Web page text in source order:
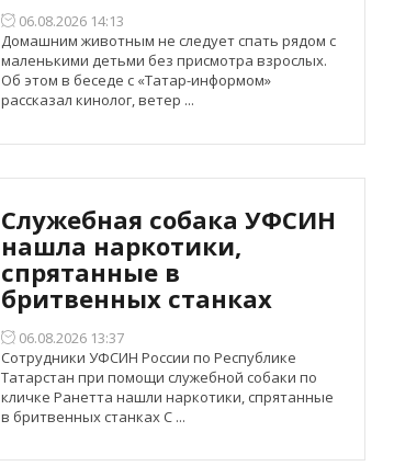
06.08.2026 14:13
Домашним животным не следует спать рядом с
маленькими детьми без присмотра взрослых.
Об этом в беседе с «Татар-информом»
рассказал кинолог, ветер ...
Служебная собака УФСИН
нашла наркотики,
спрятанные в
бритвенных станках
06.08.2026 13:37
Сотрудники УФСИН России по Республике
Татарстан при помощи служебной собаки по
кличке Ранетта нашли наркотики, спрятанные
в бритвенных станках С ...